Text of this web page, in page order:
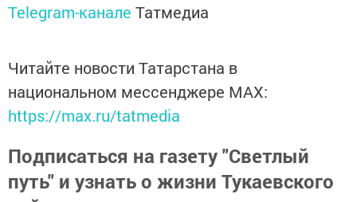
Telegram-канале Татмедиа
Читайте новости Татарстана в
национальном мессенджере MАХ:
https://max.ru/tatmedia
Подписаться на газету "Светлый
путь" и узнать о жизни Тукаевского